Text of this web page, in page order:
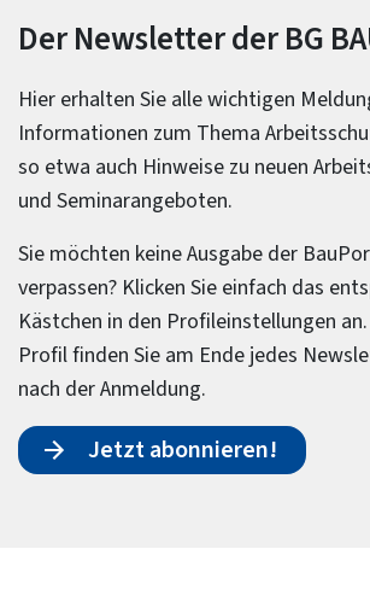
Der Newsletter der BG
Hier erhalten Sie alle wichtigen
Informationen zum Thema
so etwa auch Hinweise zu neuen
und Seminarangeboten.
Sie möchten keine Ausgabe der
verpassen? Klicken Sie einfach das
Kästchen in den Profileinstellungen
Profil finden Sie am Ende jedes
nach der Anmeldung.
Jetzt abonnieren!